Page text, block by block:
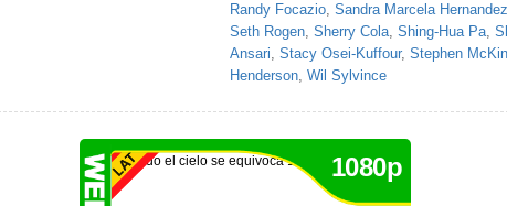
Randy Focazio, Sandra Marcela Hernandez
Seth Rogen, Sherry Cola, Shing-Hua Pa,
Ansari, Stacy Osei-Kuffour, Stephen
Henderson, Wil Sylvince
1080p